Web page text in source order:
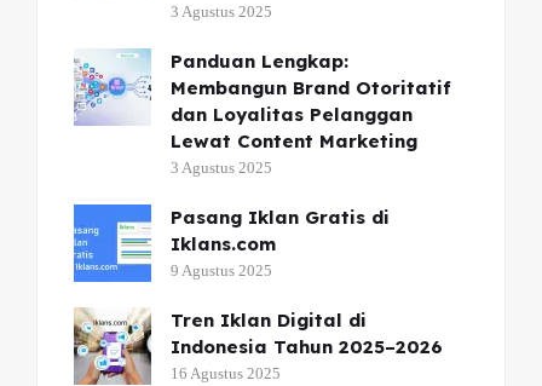
3 Agustus 2025
Panduan Lengkap:
Membangun Brand Otoritatif
dan Loyalitas Pelanggan
Lewat Content Marketing
3 Agustus 2025
Pasang Iklan Gratis di
Iklans.com
9 Agustus 2025
Tren Iklan Digital di
Indonesia Tahun 2025–2026
16 Agustus 2025